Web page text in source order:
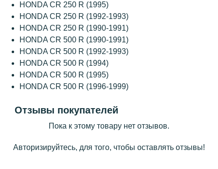
HONDA CR 250 R (1995)
HONDA CR 250 R (1992-1993)
HONDA CR 250 R (1990-1991)
HONDA CR 500 R (1990-1991)
HONDA CR 500 R (1992-1993)
HONDA CR 500 R (1994)
HONDA CR 500 R (1995)
HONDA CR 500 R (1996-1999)
Отзывы покупателей
Пока к этому товару нет отзывов.
Авторизируйтесь, для того, чтобы оставлять отзывы!